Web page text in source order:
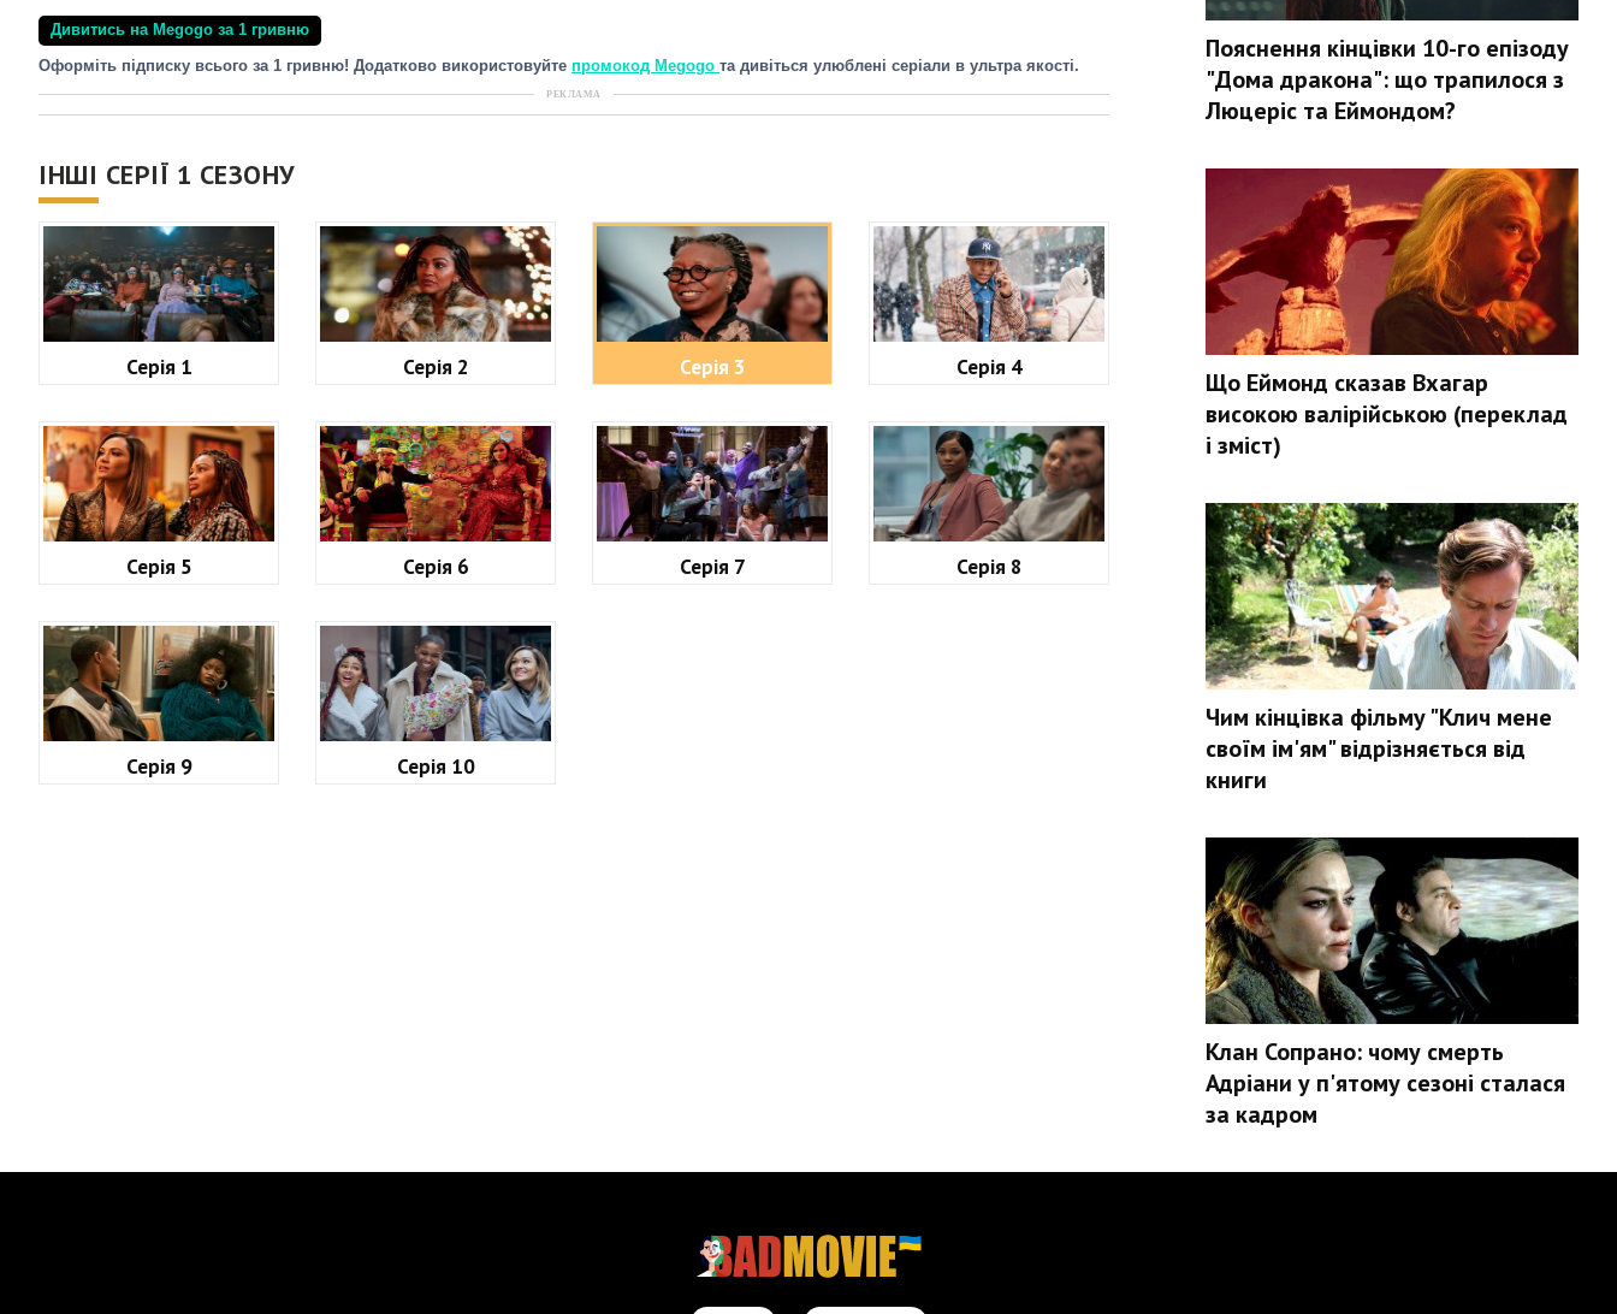
Дивитись на Megogo за 1 гривню
Оформіть підписку всього за 1 гривню! Додатково використовуйте промокод Megogo та дивіться улюблені серіали в ультра якості.
РЕКЛАМА
ІНШІ СЕРІЇ 1 СЕЗОНУ
Серія 1 Серія 2 Серія 3 Серія 4
Серія 5 Серія 6 Серія 7 Серія 8
Серія 9 Серія 10
Пояснення кінцівки 10-го епізоду
"Дома дракона": що трапилося з
Люцеріс та Еймондом?
Що Еймонд сказав Вхагар
високою валірійською (переклад
і зміст)
Чим кінцівка фільму "Клич мене
своїм ім'ям" відрізняється від
книги
Клан Сопрано: чому смерть
Адріани у п'ятому сезоні сталася
за кадром